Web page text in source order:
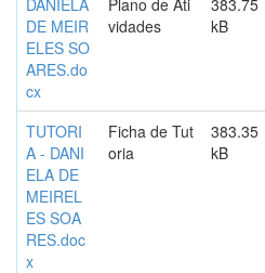
DANIELA
DE MEIR
ELES SO
ARES.do
cx
Plano de Ati
vidades
383.75
kB
TUTORI
A - DANI
ELA DE
MEIREL
ES SOA
RES.doc
x
Ficha de Tut
oria
383.35
kB